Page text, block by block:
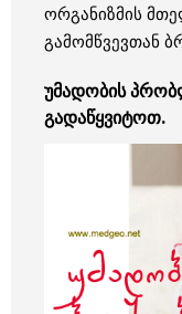
ორგანიზმის
გამომწვევთან
უმადობის
გადაწყვიტოთ.